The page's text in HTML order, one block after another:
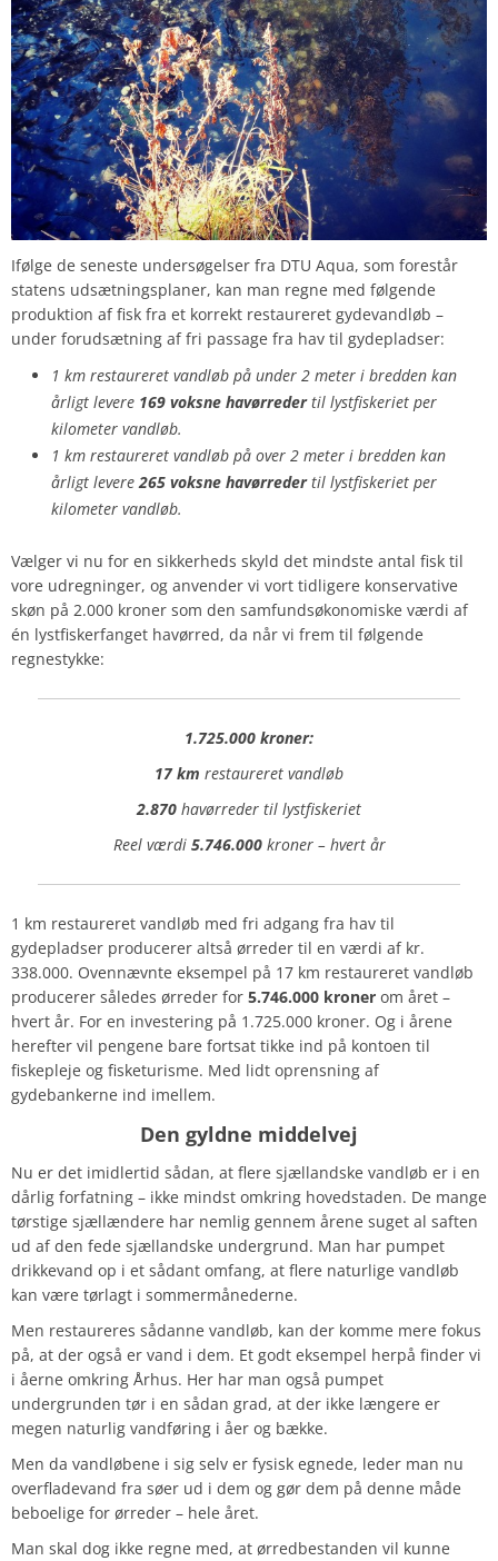
Ifølge de seneste undersøgelser fra DTU Aqua, som forestår
statens udsætningsplaner, kan man regne med følgende
produktion af fisk fra et korrekt restaureret gydevandløb –
under forudsætning af fri passage fra hav til gydepladser:
1 km restaureret vandløb på under 2 meter i bredden kan
årligt levere 169 voksne havørredertil lystfiskeriet per
kilometer vandløb.
1 km restaureret vandløb på over 2 meter i bredden kan
årligt levere265 voksne havørredertil lystfiskeriet per
kilometer vandløb.
Vælger vi nu for en sikkerheds skyld det mindste antal fisk til
vore udregninger, og anvender vi vort tidligere konservative
skøn på 2.000 kroner som den samfundsøkonomiske værdi af
én lystfiskerfanget havørred, da når vi frem til følgende
regnestykke:
1.725.000 kroner:
17 km restaureret vandløb
2.870 havørreder til lystfiskeriet
Reel værdi 5.746.000 kroner – hvert år
1 km restaureret vandløb med fri adgang fra hav til
gydepladser producerer altså ørreder til en værdi af kr.
338.000. Ovennævnte eksempel på 17 km restaureret vandløb
producerer således ørreder for 5.746.000 kroner om året –
hvert år. For en investering på 1.725.000 kroner. Og i årene
herefter vil pengene bare fortsat tikke ind på kontoen til
fiskepleje og fisketurisme. Med lidt oprensning af
gydebankerne ind imellem.
Den gyldne middelvej
Nu er det imidlertid sådan, at flere sjællandske vandløb er i en
dårlig forfatning – ikke mindst omkring hovedstaden. De mange
tørstige sjællændere har nemlig gennem årene suget al saften
ud af den fede sjællandske undergrund. Man har pumpet
drikkevand op i et sådant omfang, at flere naturlige vandløb
kan være tørlagt i sommermånederne.
Men restaureres sådanne vandløb, kan der komme mere fokus
på, at der også er vand i dem. Et godt eksempel herpå finder vi
i åerne omkring Århus. Her har man også pumpet
undergrunden tør i en sådan grad, at der ikke længere er
megen naturlig vandføring i åer og bække.
Men da vandløbene i sig selv er fysisk egnede, leder man nu
overfladevand fra søer ud i dem og gør dem på denne måde
beboelige for ørreder – hele året.
Man skal dog ikke regne med, at ørredbestanden vil kunne